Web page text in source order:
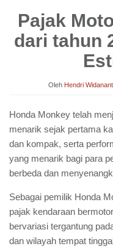
Pajak
dari tahun
Oleh Hendri
Honda Monkey telah
menarik sejak pertama
dan kompak, serta
yang menarik bagi para
berbeda dan
Sebagai pemilik Honda
pajak kendaraan
bervariasi tergantung
dan wilayah tempat